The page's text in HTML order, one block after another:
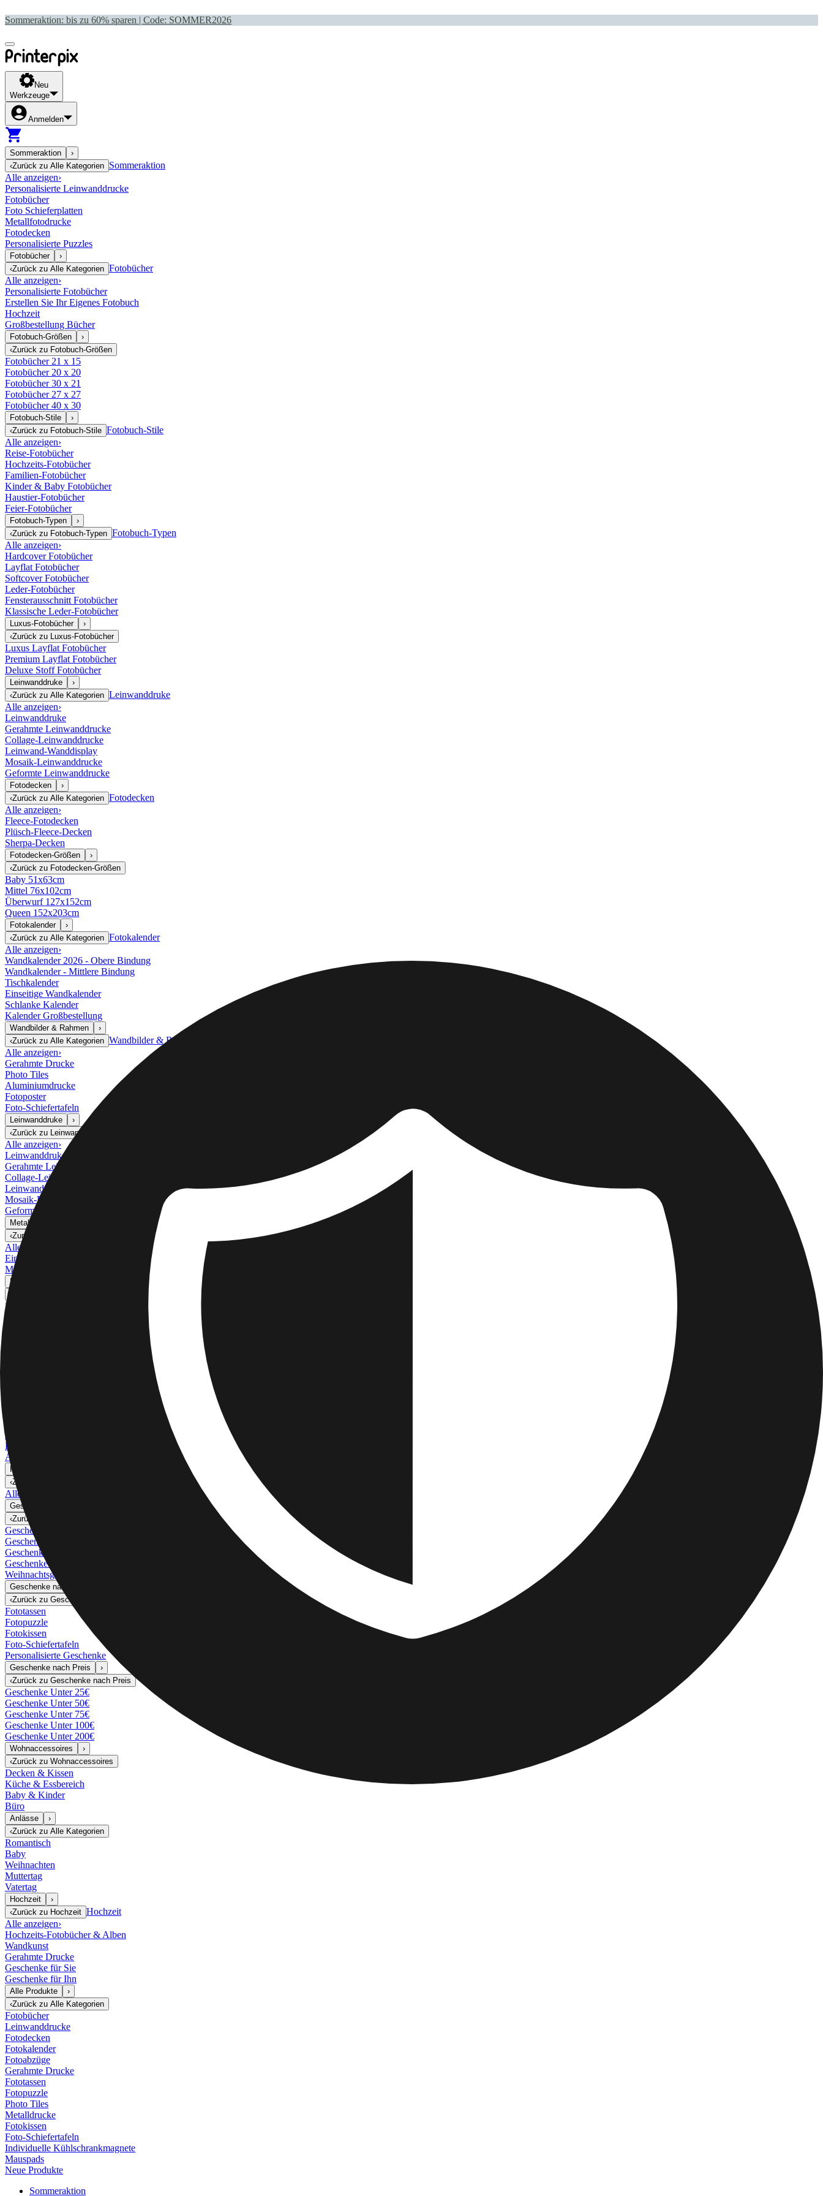
Sommeraktion: bis zu 60% sparen | Code: SOMMER2026
Neu
Werkzeuge
Anmelden
Sommeraktion
›
‹Zurück zu Alle Kategorien Sommeraktion
Alle anzeigen›
Personalisierte Leinwanddrucke
Fotobücher
Foto Schieferplatten
Metallfotodrucke
Fotodecken
Personalisierte Puzzles
Fotobücher
›
‹Zurück zu Alle Kategorien Fotobücher
Alle anzeigen›
Personalisierte Fotobücher
Erstellen Sie Ihr Eigenes Fotobuch
Hochzeit
Großbestellung Bücher
Fotobuch-Größen
›
‹Zurück zu Fotobuch-Größen
Fotobücher 21 x 15
Fotobücher 20 x 20
Fotobücher 30 x 21
Fotobücher 27 x 27
Fotobücher 40 x 30
Fotobuch-Stile
›
‹Zurück zu Fotobuch-Stile Fotobuch-Stile
Alle anzeigen›
Reise-Fotobücher
Hochzeits-Fotobücher
Familien-Fotobücher
Kinder & Baby Fotobücher
Haustier-Fotobücher
Feier-Fotobücher
Fotobuch-Typen
›
‹Zurück zu Fotobuch-Typen Fotobuch-Typen
Alle anzeigen›
Hardcover Fotobücher
Layflat Fotobücher
Softcover Fotobücher
Leder-Fotobücher
Fensterausschnitt Fotobücher
Klassische Leder-Fotobücher
Luxus-Fotobücher
›
‹Zurück zu Luxus-Fotobücher
Luxus Layflat Fotobücher
Premium Layflat Fotobücher
Deluxe Stoff Fotobücher
Leinwanddruke
›
‹Zurück zu Alle Kategorien Leinwanddruke
Alle anzeigen›
Leinwanddruke
Gerahmte Leinwanddrucke
Collage-Leinwanddrucke
Leinwand-Wanddisplay
Mosaik-Leinwanddrucke
Geformte Leinwanddrucke
Fotodecken
›
‹Zurück zu Alle Kategorien Fotodecken
Alle anzeigen›
Fleece-Fotodecken
Plüsch-Fleece-Decken
Sherpa-Decken
Fotodecken-Größen
›
‹Zurück zu Fotodecken-Größen
Baby 51x63cm
Mittel 76x102cm
Überwurf 127x152cm
Queen 152x203cm
Fotokalender
›
‹Zurück zu Alle Kategorien Fotokalender
Alle anzeigen›
Wandkalender 2026 - Obere Bindung
Wandkalender - Mittlere Bindung
Tischkalender
Einseitige Wandkalender
Schlanke Kalender
Kalender Großbestellung
Wandbilder & Rahmen
›
‹Zurück zu Alle Kategorien Wandbilder & Rahmen
Alle anzeigen›
Gerahmte Drucke
Photo Tiles
Aluminiumdrucke
Fotoposter
Foto-Schiefertafeln
Leinwanddruke
›
‹Zurück zu Leinwanddruke
Alle anzeigen›
Leinwanddruke
Gerahmte Leinwände
Collage-Leinwanddrucke
Leinwand-Wanddisplay
Mosaik-Leinwanddrucke
Geformte Leinwanddrucke
Metalldrucke
‹Zurück zu
Alle anzeigen
Einzelnes Metalldruck
Metall-Wanddisplays
Kunstgalerie
Kunstdrucke
Fotoabzüge
Mehr Wanddrucke
Fotoposter
Photo Tiles
Aluminiumdrucke
Fotogeschenke
‹Zurück zu
Alle anzeigen
Geschenke Nach Empfänger
‹Zurück zu
Geschenke für Mama
Geschenke für Papa
Geschenke für Sie
Geschenke für Ihn
Weihnachtsgeschenke
Geschenke nach Empfänger
‹Zurück zu Geschenke nach Empfänger
Fototassen
Fotopuzzle
Fotokissen
Foto-Schiefertafeln
Personalisierte Geschenke
Geschenke nach Preis
›
‹Zurück zu Geschenke nach Preis
Geschenke Unter 25€
Geschenke Unter 50€
Geschenke Unter 75€
Geschenke Unter 100€
Geschenke Unter 200€
Wohnaccessoires
›
‹Zurück zu Wohnaccessoires
Decken & Kissen
Küche & Essbereich
Baby & Kinder
Büro
Anlässe
›
‹Zurück zu Alle Kategorien
Romantisch
Baby
Weihnachten
Muttertag
Vatertag
Hochzeit
›
‹Zurück zu Hochzeit Hochzeit
Alle anzeigen›
Hochzeits-Fotobücher & Alben
Wandkunst
Gerahmte Drucke
Geschenke für Sie
Geschenke für Ihn
Alle Produkte
›
‹Zurück zu Alle Kategorien
Fotobücher
Leinwanddrucke
Fotodecken
Fotokalender
Fotoabzüge
Gerahmte Drucke
Fototassen
Fotopuzzle
Photo Tiles
Metalldrucke
Fotokissen
Foto-Schiefertafeln
Individuelle Kühlschrankmagnete
Mauspads
Neue Produkte
Sommeraktion